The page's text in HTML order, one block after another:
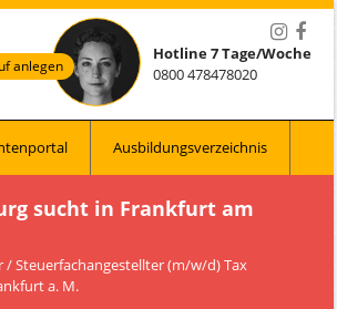
anlegen
Hotline 7 Tage/Woche
0800 478478020
Ausbildungsverzeichnis
sucht in Frankfurt am
Steuerfachangestellter (m/w/d) Tax
a. M.